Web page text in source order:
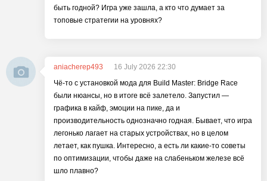
быть годной? Игра уже зашла, а кто что думает за
топовые стратегии на уровнях?
aniacherep493
16 July 2026 22:30
Чё-то с установкой мода для Build Master: Bridge Race
были нюансы, но в итоге всё залетело. Запустил —
графика в кайф, эмоции на пике, да и
производительность однозначно годная. Бывает, что игра
легонько лагает на старых устройствах, но в целом
летает, как пушка. Интересно, а есть ли какие-то советы
по оптимизации, чтобы даже на слабеньком железе всё
шло плавно?